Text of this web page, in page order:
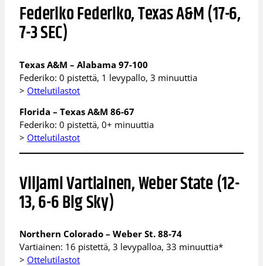
Federiko Federiko, Texas A&M (17-6,
7-3 SEC)
Texas A&M – Alabama 97-100
Federiko: 0 pistettä, 1 levypallo, 3 minuuttia
> Ottelutilastot
Florida – Texas A&M 86-67
Federiko: 0 pistettä, 0+ minuuttia
> Ottelutilastot
Viljami Vartiainen, Weber State (12-
13, 6-6 Big Sky)
Northern Colorado – Weber St. 88-74
Vartiainen: 16 pistettä, 3 levypalloa, 33 minuuttia*
> Ottelutilastot